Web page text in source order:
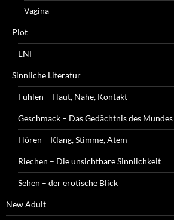
Vagina
Plot
ENF
Sinnliche Literatur
Fühlen – Haut, Nähe, Kontakt
Geschmack – Das Gedächtnis des Mundes
Hören – Klang, Stimme, Atem
Riechen – Die unsichtbare Sinnlichkeit
Sehen – der erotische Blick
New Adult